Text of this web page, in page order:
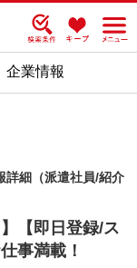
企業情報
詳細（派遣社員/紹介
【即日登録/ス
事満載！